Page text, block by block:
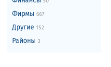
Фирмы 667
Другие 152
Районы 3